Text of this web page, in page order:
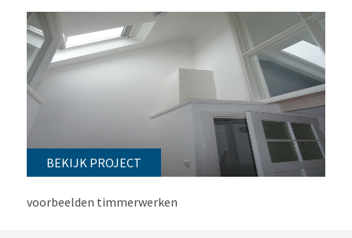
BEKIJK PROJECT
voorbeelden timmerwerken